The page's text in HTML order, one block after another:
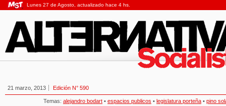
Lunes 27 de Agosto, actualizado hace 4 hs.
21 marzo, 2013 Edición N° 590
Temas: alejandro bodart • espacios publicos • legislatura porteña • pino